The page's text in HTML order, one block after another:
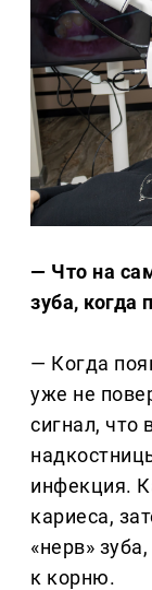
— Что на
зуба, когда
— Когда
уже не
сигнал, что
инфекция.
кариеса,
«нерв»
к корню.